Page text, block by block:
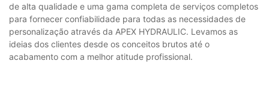
de alta qualidade e uma gama completa de serviços completos
para fornecer confiabilidade para todas as necessidades de
personalização através da APEX HYDRAULIC. Levamos as
ideias dos clientes desde os conceitos brutos até o
acabamento com a melhor atitude profissional.